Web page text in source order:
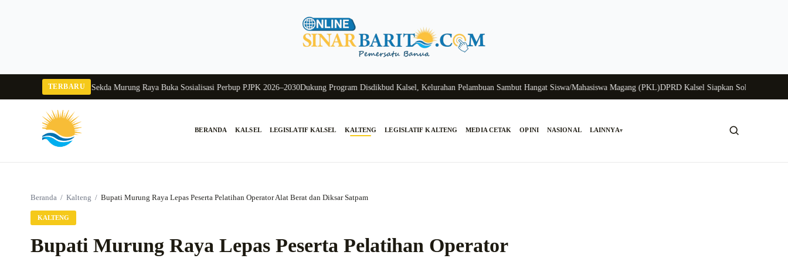
TERBARU
Balang 2026Pj Sekda Murung Raya Buka Sosialisasi Perbup PJPK 2026–2030Dukung Program Disdikbud Kalsel, Kelurahan Pelambuan Sambut Hangat Siswa/Mahasiswa Magang (PKL)DPRD Kalsel Siapkan Solusi Krisis
BERANDA KALSEL LEGISLATIF KALSEL KALTENG LEGISLATIF KALTENG MEDIA CETAK OPINI NASIONAL LAINNYA▾
Beranda / Kalteng / Bupati Murung Raya Lepas Peserta Pelatihan Operator Alat Berat dan Diksar Satpam
KALTENG
Bupati Murung Raya Lepas Peserta Pelatihan Operator